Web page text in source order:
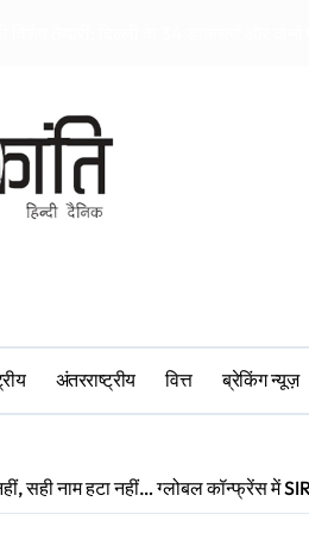
अंतरराष्ट्रीय वित्त ब्रेकिंग न्यूज़
सही नाम हटा नहीं… ग्लोबल कॉन्फ्रेंस में